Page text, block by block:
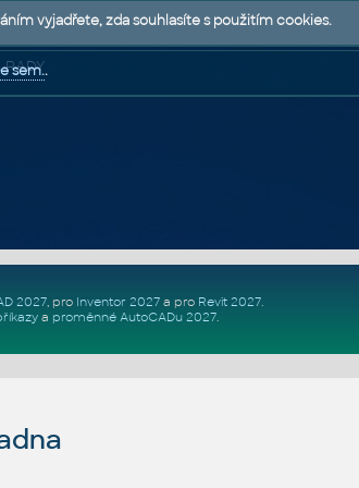
RADY
2027, pro Inventor 2027a pro Revit 2027.
a proměnné AutoCADu 2027.
vyjadřete, zda souhlasíte s použitím cookies.
sem..